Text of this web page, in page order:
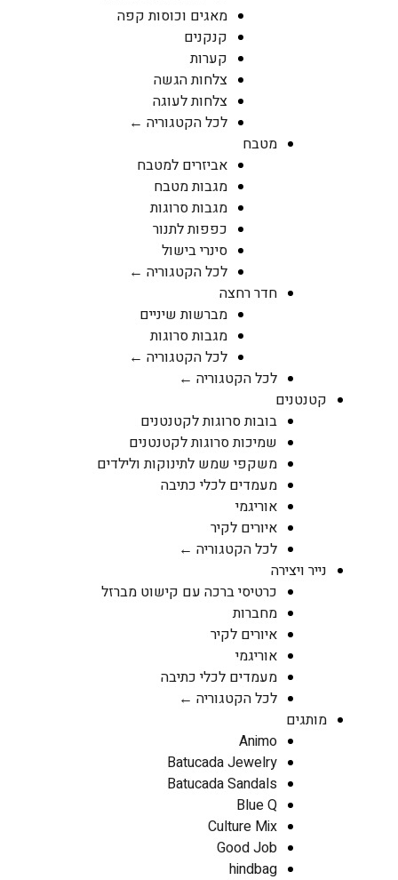
מאגים וכוסות קפה
קנקנים
קערות
צלחות הגשה
צלחות לעוגה
לכל הקטגוריה ←
מטבח
אביזרים למטבח
מגבות מטבח
מגבות סרוגות
כפפות לתנור
סינרי בישול
לכל הקטגוריה ←
חדר רחצה
מברשות שיניים
מגבות סרוגות
לכל הקטגוריה ←
לכל הקטגוריה ←
קטנטנים
בובות סרוגות לקטנטנים
שמיכות סרוגות לקטנטנים
משקפי שמש לתינוקות ולילדים
מעמדים לכלי כתיבה
אוריגמי
איורים לקיר
לכל הקטגוריה ←
נייר ויצירה
כרטיסי ברכה עם קישוט מברזל
מחברות
איורים לקיר
אוריגמי
מעמדים לכלי כתיבה
לכל הקטגוריה ←
מותגים
Animo
Batucada Jewelry
Batucada Sandals
Blue Q
Culture Mix
Good Job
hindbag